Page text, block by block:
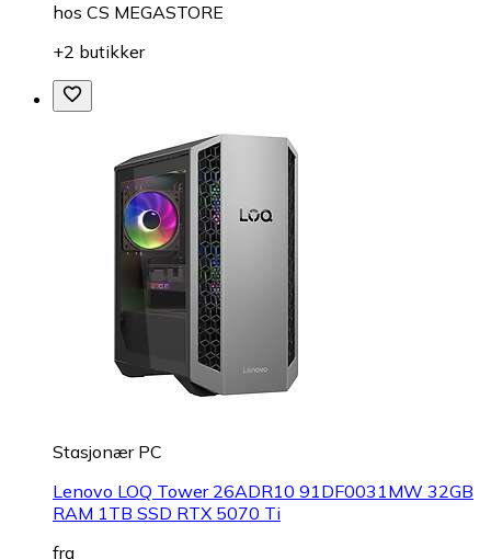
hos CS MEGASTORE
+2 butikker
Stasjonær PC
Lenovo LOQ Tower 26ADR10 91DF0031MW 32GB
RAM 1TB SSD RTX 5070 Ti
fra